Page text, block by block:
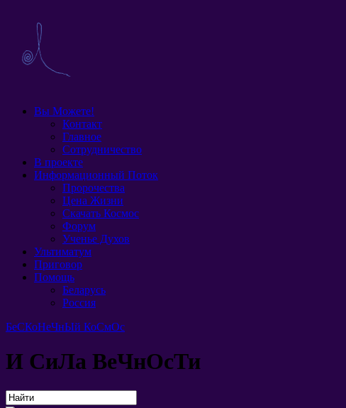
Вы Можете!
Контакт
Главное
Сотрудничество
В проекте
Информационный Поток
Пророчества
Цена Жизни
Скачать Космос
Форум
Ученье Духов
Ультиматум
Приговор
Помощь
Беларусь
Россия
БеСКоНеЧнЫй КоСмОс
И СиЛа ВеЧнОсТи